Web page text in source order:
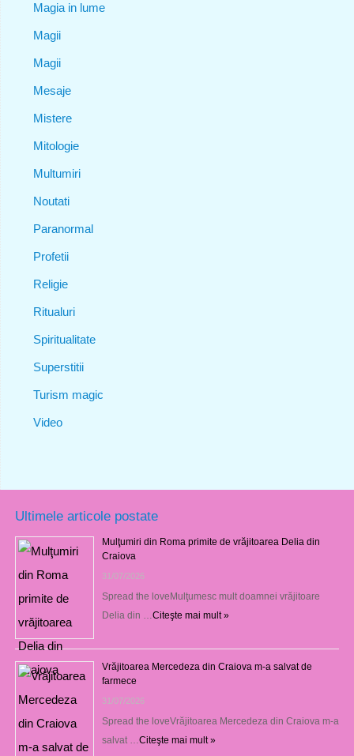
Magia in lume
Magii
Magii
Mesaje
Mistere
Mitologie
Multumiri
Noutati
Paranormal
Profetii
Religie
Ritualuri
Spiritualitate
Superstitii
Turism magic
Video
Ultimele articole postate
Mulţumiri din Roma primite de vrăjitoarea Delia din
Craiova
31/07/2026
Spread the loveMulţumesc mult doamnei vrăjitoare
Delia din …Citeşte mai mult »
Vrăjitoarea Mercedeza din Craiova m-a salvat de
farmece
31/07/2026
Spread the loveVrăjitoarea Mercedeza din Craiova m-a
salvat …Citeşte mai mult »